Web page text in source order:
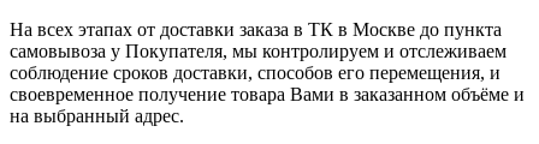
На всех этапах от доставки заказа в ТК в Москве до пункта
самовывоза у Покупателя, мы контролируем и отслеживаем
соблюдение сроков доставки, способов его перемещения, и
своевременное получение товара Вами в заказанном объёме и
на выбранный адрес.